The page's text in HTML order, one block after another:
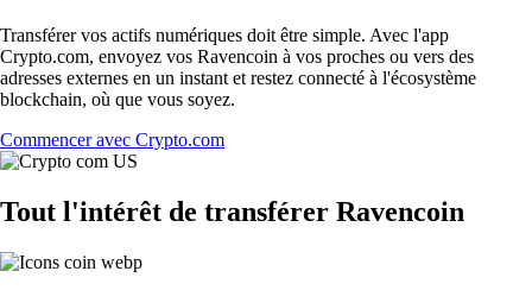
Transférer vos actifs numériques doit être simple. Avec l'app
Crypto.com, envoyez vos Ravencoin à vos proches ou vers des
adresses externes en un instant et restez connecté à l'écosystème
blockchain, où que vous soyez.
Commencer avec Crypto.com
Tout l'intérêt de transférer Ravencoin